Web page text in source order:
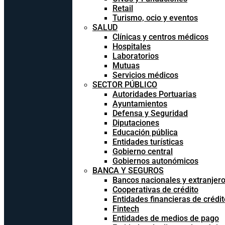
Retail
Turismo, ocio y eventos
SALUD
Clínicas y centros médicos
Hospitales
Laboratorios
Mutuas
Servicios médicos
SECTOR PÚBLICO
Autoridades Portuarias
Ayuntamientos
Defensa y Seguridad
Diputaciones
Educación pública
Entidades turísticas
Gobierno central
Gobiernos autonómicos
BANCA Y SEGUROS
Bancos nacionales y
Cooperativas de crédito
Entidades financieras de
Fintech
Entidades de medios de pago